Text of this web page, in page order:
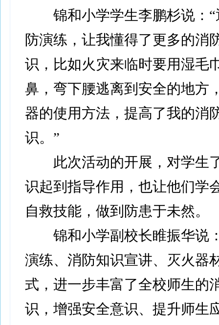
锦和小学学生李鹏杉说：“
防演练，让我懂得了更多的消
识，比如火灾来临时要用湿毛
鼻，弯下腰逃离到安全的地方
器的使用方法，提高了我的消
识。”
此次活动的开展，对学生
识起到指导作用，也让他们学
自救技能，做到防患于未然。
锦和小学副校长睢振华说
演练、消防知识宣讲、灭火器
式，进一步丰富了全校师生的
识，增强安全意识、提升师生